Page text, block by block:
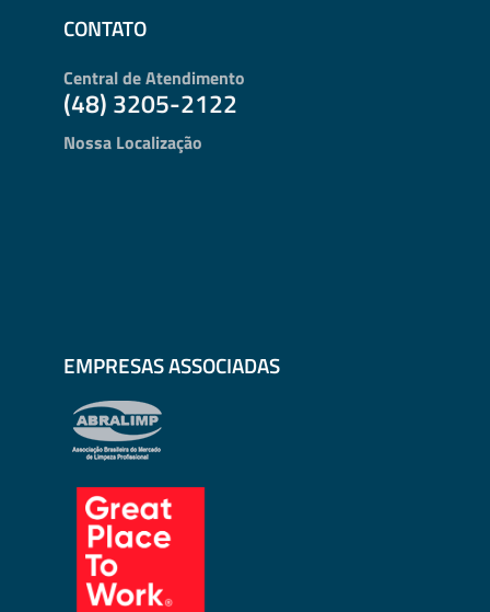
CONTATO
Central de Atendimento
(48) 3205-2122
Nossa Localização
EMPRESAS ASSOCIADAS